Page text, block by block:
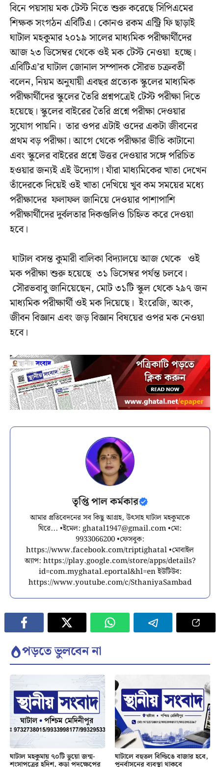
বিনে পয়সায় মক টেস্ট নিতে শুরু করেছে সিপিএমের
শিক্ষক সংগঠন এবিটিএ। কোনও রকম এন্ট্রি ফি ছাড়াই
ঘাটাল মহকুমার ২০১৯ সালের মাধ্যমিক পরীক্ষার্থীদের
আজ ২৩ ডিসেম্বর থেকে ওই মক টেস্ট নেওয়া হচ্ছে।
এবিটিএ’র ঘাটাল জোনাল সম্পাদক সৌরভ চক্রবর্তী
বলেন, নিয়ম অনুযায়ী এবছর প্রত্যেক স্কুলের মাধ্যমিক
পরীক্ষার্থীদের স্কুলের তৈরি প্রশ্নপত্রেই টেস্ট পরীক্ষা দিতে
হয়েছে। স্কুলের বাইরের তৈরি প্রশ্নে পরীক্ষা দেওয়ার
সুযোগ পায়নি। তার ওপর এটাই ওদের একটা জীবনের
প্রথম বড় পরীক্ষা। আগে থেকে পরীক্ষার ভীতি কাটানো
এবং স্কুলের বাইরের প্রশ্নে উত্তর দেওয়ার সঙ্গে পরিচিত
হওয়ার জন্যই এই উদ্যোগ। যাঁরা মাধ্যমিকের খাতা দেখেন
তাঁদেরকে দিয়েই ওই খাতা দেখিয়ে খুব কম সময়ের মধ্যে
পরীক্ষাদের ফলাফল জানিয়ে দেওয়ার পাশাপাশি
পরীক্ষার্থীদের দুর্বলতার দিকগুলিও চিহ্নিত করে দেওয়া
হবে।
ঘাটাল বসন্ত কুমারী বালিকা বিদ্যালয়ে আজ থেকে ওই
মক পরীক্ষা শুরু হয়েছে ৩১ ডিসেম্বর পর্যন্ত চলবে।
সৌরভবাবু জানিয়েছেন, মোট ৩১টি স্কুল থেকে ২৯৭ জন
মাধ্যমিক পরীক্ষার্থী ওই মক দিয়েছে। ইংরেজি, অংক,
জীবন বিজ্ঞান এবং জড় বিজ্ঞান বিষয়ের ওপর মক নেওয়া
হবে।
তৃপ্তি পাল কর্মকার
আমার প্রতিবেদনের সব কিছু আগ্রহ, উৎসাহ ঘাটাল মহকুমাকে
ঘিরে... •ইমেল: ghatal1947@gmail.com•মো:
9933066200 •ফেসবুক:
https://www.facebook.com/triptighatal •মোবাইল
অ্যাপ: https://play.google.com/store/apps/details?
id=com.myghatal.eportal&hl=en ইউটিউব:
https://www.youtube.com/c/SthaniyaSambad
পড়তে ভুলবেন না
ঘাটাল মহকুমায় ৭০টি ভুয়ো জন্ম-
শংসাপত্রের হদিশ, কড়া পদক্ষেপের
ঘাটালে বহুতল বিল্ডিঙে বাজার হবে,
পুনর্বাসনের ব্যবস্থা থাকবে